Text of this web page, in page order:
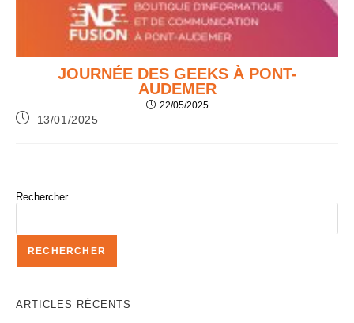
JOURNÉE DES GEEKS À PONT-
AUDEMER
22/05/2025
13/01/2025
Rechercher
RECHERCHER
ARTICLES RÉCENTS